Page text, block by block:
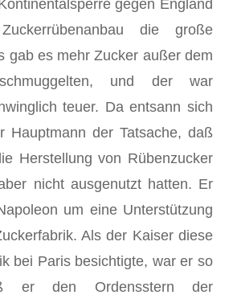
gegen England
die große
gab es mehr Zucker außer dem
und der war
teuer. Da entsann sich
Hauptmann der Tatsache, daß
Herstellung von Rübenzucker
nicht ausgenutzt hatten. Er
um eine Unterstützung
Als der Kaiser diese
bei Paris besichtigte, war er so
er den Ordensstern der